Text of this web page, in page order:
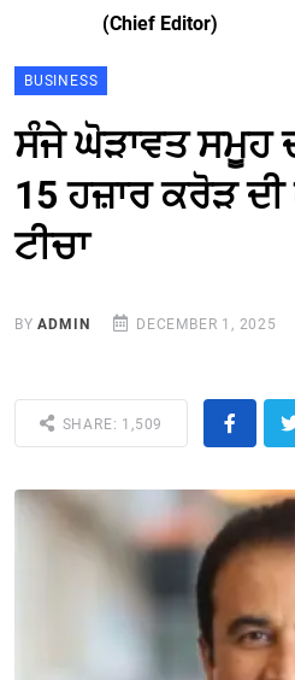
(Chief Editor)
BUSINESS
ਸੰਜੇ ਘੋੜਾਵਤ ਸਮੂਹ
15 ਹਜ਼ਾਰ ਕਰੋੜ
ਟੀਚਾ
BYADMIN DECEMBER 1, 2025
SHARE: 1,509